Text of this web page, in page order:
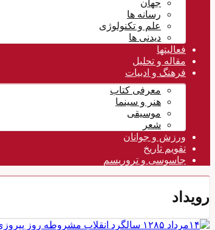
جهان
رسانه ها
علم و تکنولوژی
دیدنی ها
فعالیتها
مقاله و تحلیل
فرهنگ و ادبیات
معرفی کتاب
هنر و سینما
موسیقی
شعر
ورزش و جوانان
تقویم تاريخ
جاسوسی و تروریسم
رویداد